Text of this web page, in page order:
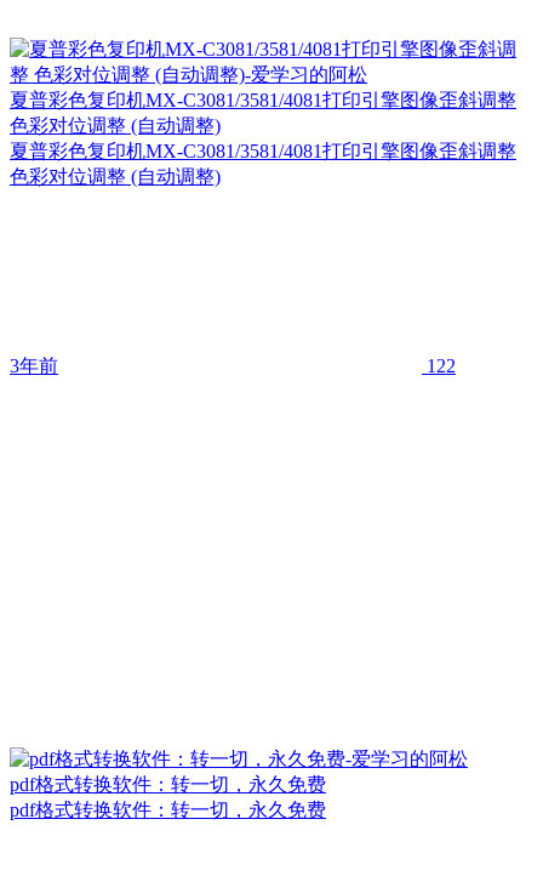
夏普彩色复印机MX-C3081/3581/4081打印引擎图像歪斜调整
色彩对位调整 (自动调整)
夏普彩色复印机MX-C3081/3581/4081打印引擎图像歪斜调整
色彩对位调整 (自动调整)
3年前 122
pdf格式转换软件：转一切，永久免费
pdf格式转换软件：转一切，永久免费